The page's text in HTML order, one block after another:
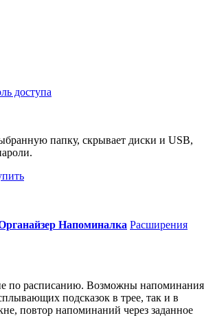
доступа
папку, скрывает диски и USB,
Напоминалка Расширения
по расписанию. Возможны напоминания
подсказок в трее, так и в
повтор напоминаний через заданное